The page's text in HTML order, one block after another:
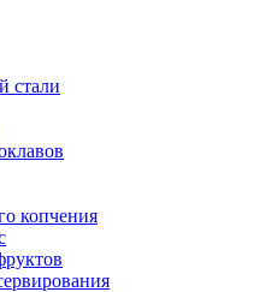
стали
копчения